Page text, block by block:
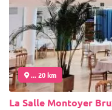
... 20 km
La Salle Montoyer